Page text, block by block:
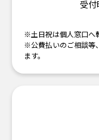
受付
※土日祝は個人窓口へ
※公費払いのご相談等
ます。